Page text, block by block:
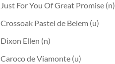
Just For You Of Great Promise (n)
Crossoak Pastel de Belem (u)
Dixon Ellen (n)
Caroco de Viamonte (u)